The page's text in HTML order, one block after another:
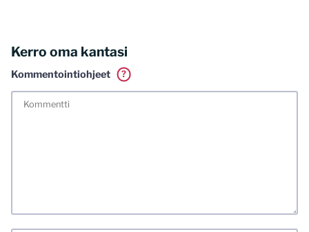
Kerro oma kantasi
Kommentointiohjeet
?
meiliosoitteen. Minua ja mielipiteitäni saa ilman muuta